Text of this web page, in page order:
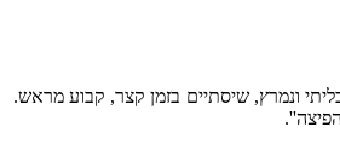
ונמרץ, שיסתיים בזמן קצר, קבוע מראש.